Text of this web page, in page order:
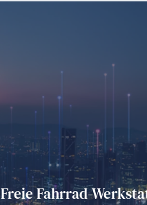
Freie Fahrrad-